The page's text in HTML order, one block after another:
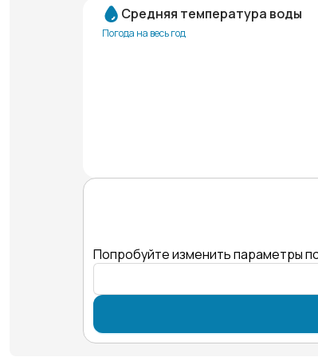
Средняя температура воды
Погода на весь год
Попробуйте изменить параметры